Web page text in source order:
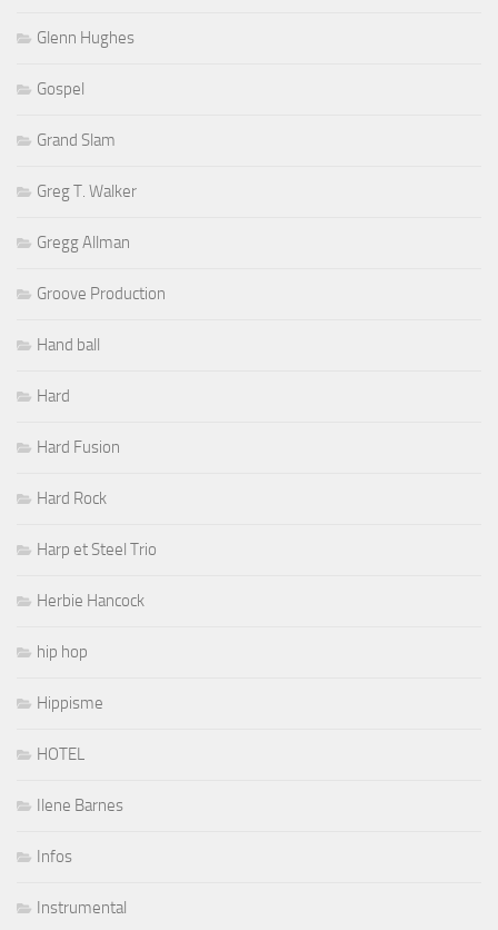
Glenn Hughes
Gospel
Grand Slam
Greg T. Walker
Gregg Allman
Groove Production
Hand ball
Hard
Hard Fusion
Hard Rock
Harp et Steel Trio
Herbie Hancock
hip hop
Hippisme
HOTEL
Ilene Barnes
Infos
Instrumental